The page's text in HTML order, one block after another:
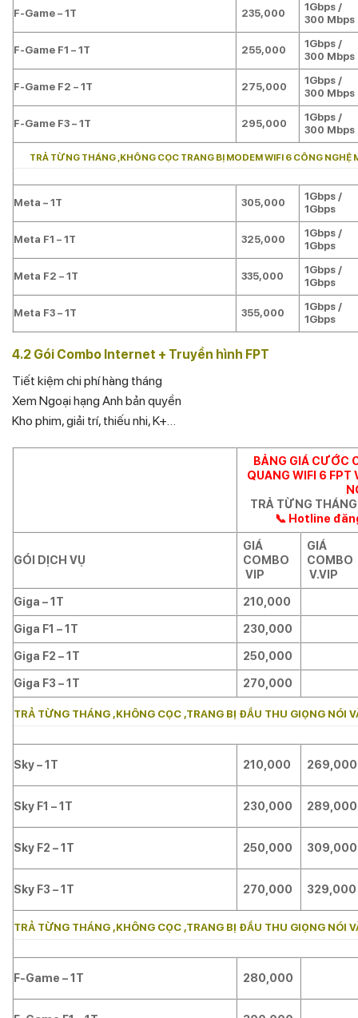
F-Game – 1T 235,000
1Gbps /
300 Mbps
F-Game F1 – 1T 255,000
1Gbps /
300 Mbps
F-Game F2 – 1T 275,000
1Gbps /
300 Mbps
F-Game F3 – 1T 295,000
1Gbps /
300 Mbps
TRẢ TỪNG THÁNG ,KHÔNG CỌC TRANG BỊ MODEM WIFI 6 CÔNG NGHỆ
Meta – 1T 305,000
1Gbps /
1Gbps
Meta F1 – 1T 325,000
1Gbps /
1Gbps
Meta F2 – 1T 335,000
1Gbps /
1Gbps
Meta F3 – 1T 355,000
1Gbps /
1Gbps
4.2 Gói Combo Internet + Truyền hình FPT
Tiết kiệm chi phí hàng tháng
Xem Ngoại hạng Anh bản quyền
Kho phim, giải trí, thiếu nhi, K+…
BẢNG GIÁ CƯỚC
QUANG WIFI 6 FPT
TRẢ TỪNG
📞 Hotline
GÓI DỊCH VỤ
GIÁ
COMBO
VIP
GIÁ
COMBO
V.VIP
Giga – 1T
210,000
Giga F1 – 1T
230,000
Giga F2 – 1T
250,000
Giga F3 – 1T
270,000
TRẢ TỪNG THÁNG ,KHÔNG CỌC ,TRANG BỊ ĐẦU THU GIỌNG NÓI
Sky – 1T 210,000 269,000
Sky F1 – 1T 230,000 289,000
Sky F2 – 1T 250,000 309,000
Sky F3 – 1T 270,000 329,000
TRẢ TỪNG THÁNG ,KHÔNG CỌC ,TRANG BỊ ĐẦU THU GIỌNG NÓI
F-Game – 1T 280,000